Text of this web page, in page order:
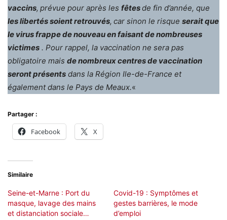
vaccins, prévue pour après les fêtesde fin d’année, que
les libertés soient retrouvés, car sinon le risque serait que
le virus frappe de nouveau en faisant de nombreuses
victimes . Pour rappel, la vaccination ne sera pas
obligatoire mais de nombreux centres de vaccination
seront présents dans la Région Ile-de-France et
également dans le Pays de Meaux.«
Partager :
Facebook X
Similaire
Seine-et-Marne : Port du
masque, lavage des mains
et distanciation sociale…
Covid-19 : Symptômes et
gestes barrières, le mode
d’emploi